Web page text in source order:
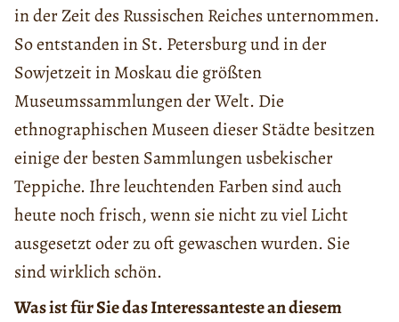
in der Zeit des Russischen Reiches unternommen.
So entstanden in St. Petersburg und in der
Sowjetzeit in Moskau die größten
Museumssammlungen der Welt. Die
ethnographischen Museen dieser Städte besitzen
einige der besten Sammlungen usbekischer
Teppiche. Ihre leuchtenden Farben sind auch
heute noch frisch, wenn sie nicht zu viel Licht
ausgesetzt oder zu oft gewaschen wurden. Sie
sind wirklich schön.
Was ist für Sie das Interessanteste an diesem